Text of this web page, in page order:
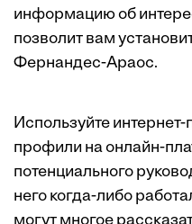
информацию об
позволит вам
Фернандес-Араос.
Используйте
профили на онлайн-
потенциального
него когда-либо